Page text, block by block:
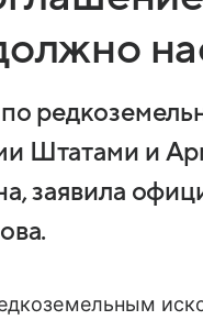
Штатами и
заявила